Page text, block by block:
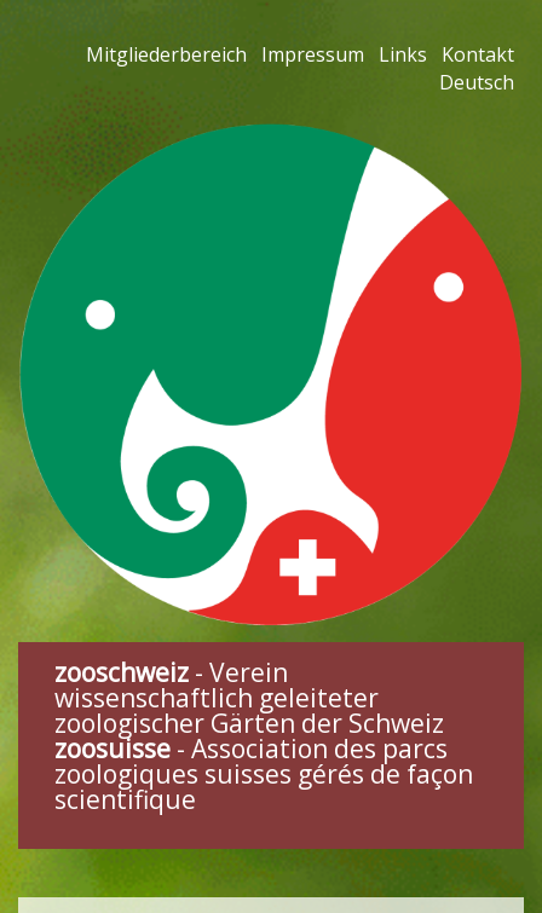
Mitgliederbereich Impressum Links
Kontakt
Deutsch
zooschweiz - Verein
wissenschaftlich geleiteter
zoologischer Gärten der Schweiz
zoosuisse - Association des parcs
zoologiques suisses gérés de façon
scientifique